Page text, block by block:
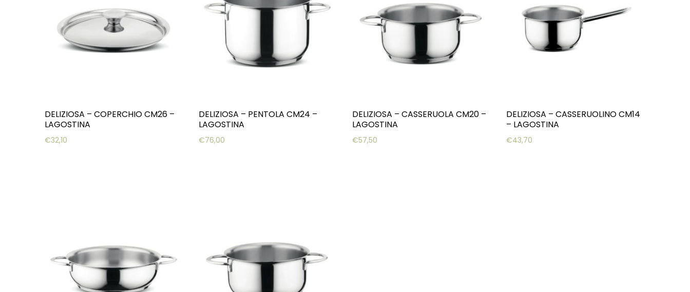
DELIZIOSA – COPERCHIO CM26 –
LAGOSTINA
€32,10
DELIZIOSA – PENTOLA CM24 –
LAGOSTINA
€76,00
DELIZIOSA – CASSERUOLA CM20 –
LAGOSTINA
€57,50
DELIZIOSA – CASSERUOLINO CM14
– LAGOSTINA
€43,70